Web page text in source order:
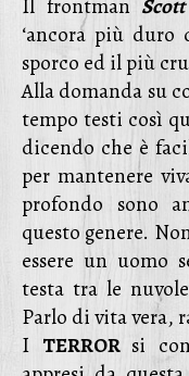
Il frontman Scott
‘ancora più duro
sporco ed il più
Alla domanda su
tempo testi così
dicendo che è
per mantenere
profondo sono
questo genere.
essere un uomo
testa tra le
Parlo di vita vera,
I TERRORsi